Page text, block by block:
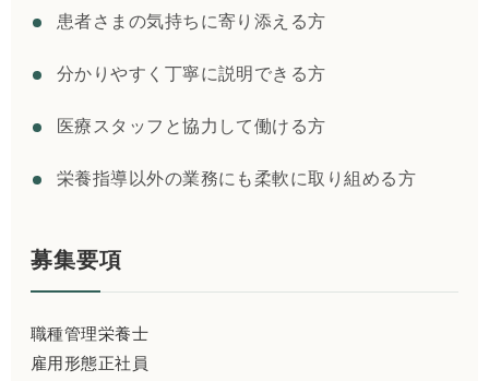
患者さまの気持ちに寄り添える方
分かりやすく丁寧に説明できる方
医療スタッフと協力して働ける方
栄養指導以外の業務にも柔軟に取り組める方
募集要項
職種管理栄養士
雇用形態正社員